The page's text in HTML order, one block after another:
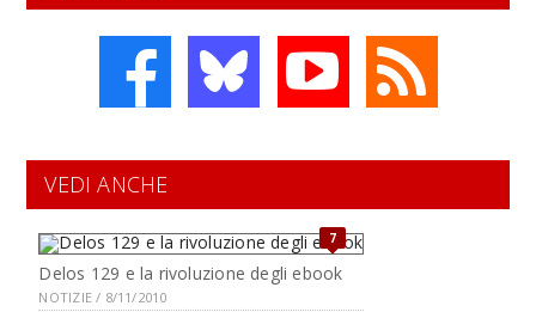
VEDI ANCHE
7
Delos 129 e la rivoluzione degli ebook
NOTIZIE / 8/11/2010